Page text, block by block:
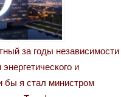
за годы независимости
и
бы я стал министром